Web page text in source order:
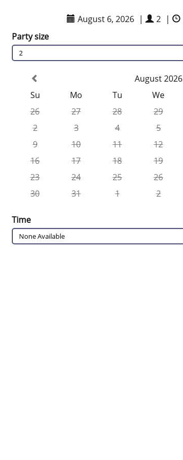
August 6, 2026 | 2 |
Party size
2
August 2026
Su
Mo Tu We
26
27 28 29
2
3 4 5
9
10 11 12
16
17 18 19
23
24 25 26
30
31 1 2
Time
None Available